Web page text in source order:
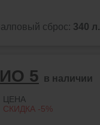
сброс: 340 л.
5 в наличии
ЦЕНА
СКИДКА -5%